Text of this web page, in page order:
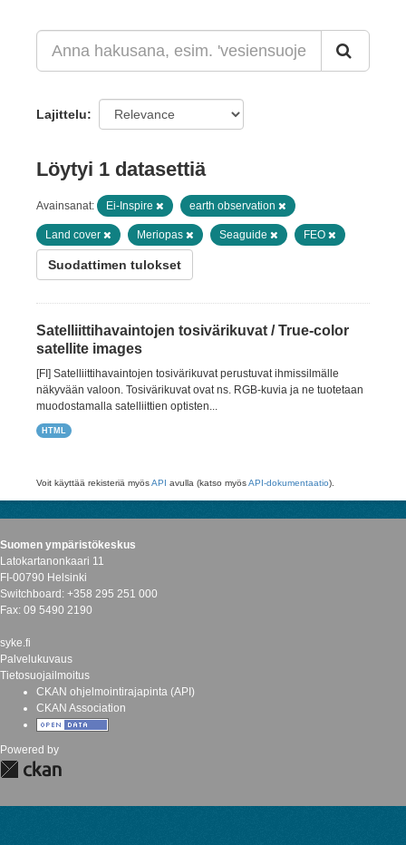
Lajittelu
Löytyi 1 datasettiä
Avainsanat: Ei-Inspire earth observation
Land cover Meriopas Seaguide FEO
Suodattimen tulokset
Satelliittihavaintojen tosivärikuvat / True-color
satellite images
[FI] Satelliittihavaintojen tosivärikuvat perustuvat ihmissilmälle
näkyvään valoon. Tosivärikuvat ovat ns. RGB-kuvia ja ne tuotetaan
muodostamalla satelliittien optisten...
HTML
Voit käyttää rekisteriä myösAPI avulla (katso myösAPI-dokumentaatio).
Suomen ympäristökeskus
Latokartanonkaari 11
FI-00790 Helsinki
Switchboard: +358 295 251 000
Fax: 09 5490 2190
syke.fi
Palvelukuvaus
Tietosuojailmoitus
CKAN ohjelmointirajapinta (API)
CKAN Association
Powered by